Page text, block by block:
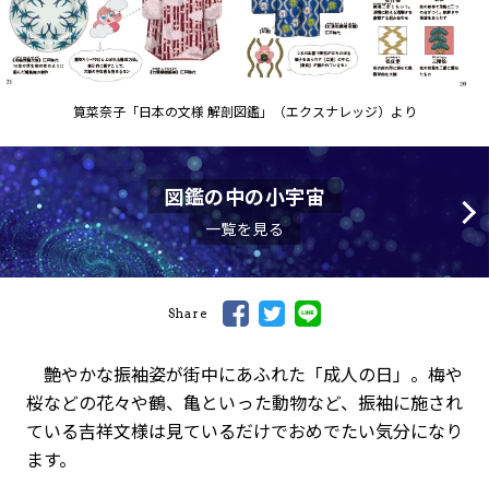
筧菜奈子「日本の文様 解剖図鑑」（エクスナレッジ）より
図鑑の中の小宇宙
一覧を見る
Share
艶やかな振袖姿が街中にあふれた「成人の日」。梅や
桜などの花々や鶴、亀といった動物など、振袖に施され
ている吉祥文様は見ているだけでおめでたい気分になり
ます。